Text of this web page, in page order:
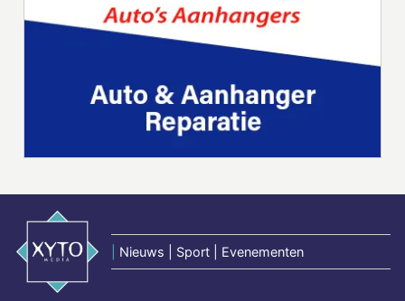
Nieuws | Sport | Evenementen